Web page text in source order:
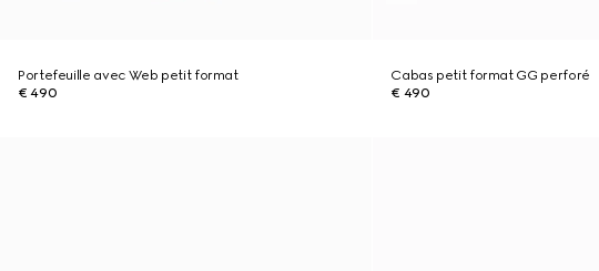
Portefeuille avec Web petit format
€ 490
Cabas petit format GG perforé
€ 490